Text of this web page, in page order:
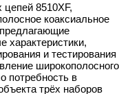
цепей 8510XF,
коаксиальное
характеристики,
и тестирования
широкополосного
потребность в
трёх наборов